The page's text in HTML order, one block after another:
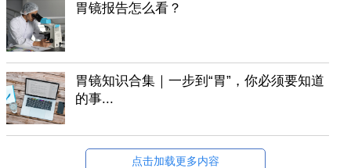
胃镜报告怎么看？
胃镜知识合集｜一步到“胃”，你必须要知道
的事...
点击加载更多内容